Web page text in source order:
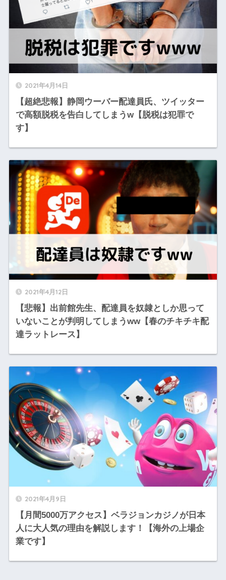
2021年4月14日
【超絶悲報】静岡ウーバー配達員氏、ツイッター
で高額脱税を告白してしまうw【脱税は犯罪で
す】
2021年4月12日
【悲報】出前館先生、配達員を奴隷としか思って
いないことが判明してしまうww【春のチキチキ配
達ラットレース】
2021年4月9日
【月間5000万アクセス】ベラジョンカジノが日本
人に大人気の理由を解説します！【海外の上場企
業です】